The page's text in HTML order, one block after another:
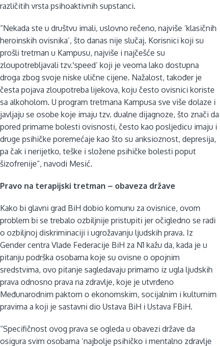
različitih vrsta psihoaktivnih supstanci.
“Nekada ste u društvu imali, uslovno rečeno, najviše ‘klasičnih
heroinskih ovisnika’, što danas nije slučaj. Korisnici koji su
prošli tretman u Kampusu, najviše i najčešće su
zloupotrebljavali tzv.'speed’ koji je veoma lako dostupna
droga zbog svoje niske ulične cijene. Nažalost, također je
česta pojava zloupotreba lijekova, koju često ovisnici koriste
sa alkoholom. U program tretmana Kampusa sve više dolaze i
javljaju se osobe koje imaju tzv. dualne dijagnoze, što znači da
pored primarne bolesti ovisnosti, često kao posljedicu imaju i
druge psihičke poremećaje kao što su anksioznost, depresija,
pa čak i nerijetko, teške i složene psihičke bolesti poput
šizofrenije”, navodi Mesić.
Pravo na terapijski tretman – obaveza države
Kako bi glavni grad BiH dobio komunu za ovisnice, ovom
problem bi se trebalo ozbiljnije pristupiti jer očigledno se radi
o ozbiljnoj diskriminaciji i ugrožavanju ljudskih prava. Iz
Gender centra Vlade Federacije BiH za N1 kažu da, kada je u
pitanju podrška osobama koje su ovisne o opojnim
sredstvima, ovo pitanje sagledavaju primarno iz ugla ljudskih
prava odnosno prava na zdravlje, koje je utvrđeno
Međunarodnim paktom o ekonomskim, socijalnim i kulturnim
pravima a koji je sastavni dio Ustava BiH i Ustava FBiH.
“Specifičnost ovog prava se ogleda u obavezi države da
osigura svim osobama ‘najbolje psihičko i mentalno zdravlje